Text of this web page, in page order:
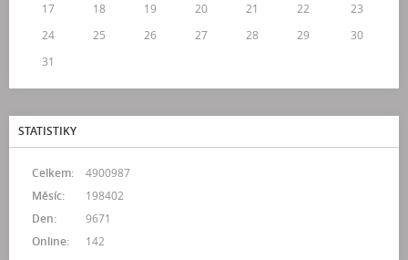
17
18 19 20 21 22
23
24
25 26 27 28 29
30
31
STATISTIKY
Online: 142
Celkem:
4900987
Měsíc:
198402
Den:
9671